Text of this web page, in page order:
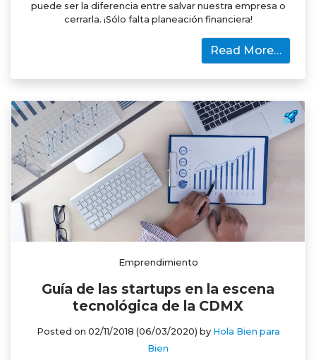
puede ser la diferencia entre salvar nuestra empresa o
cerrarla. ¡Sólo falta planeación financiera!
Read More…
Emprendimiento
Guía de las startups en la escena
tecnológica de la CDMX
Posted on 02/11/2018 (06/03/2020) byHola Bien para
Bien